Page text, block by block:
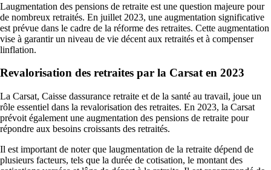
Laugmentation des pensions de retraite est une question majeure pour
de nombreux retraités. En juillet 2023, une augmentation significative
est prévue dans le cadre de la réforme des retraites. Cette augmentation
vise à garantir un niveau de vie décent aux retraités et à compenser
linflation.
Revalorisation des retraites par la Carsat en 2023
La Carsat, Caisse dassurance retraite et de la santé au travail, joue un
rôle essentiel dans la revalorisation des retraites. En 2023, la Carsat
prévoit également une augmentation des pensions de retraite pour
répondre aux besoins croissants des retraités.
Il est important de noter que laugmentation de la retraite dépend de
plusieurs facteurs, tels que la durée de cotisation, le montant des